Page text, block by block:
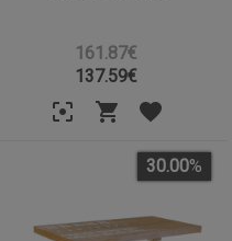
161.87€
137.59€
30.00%